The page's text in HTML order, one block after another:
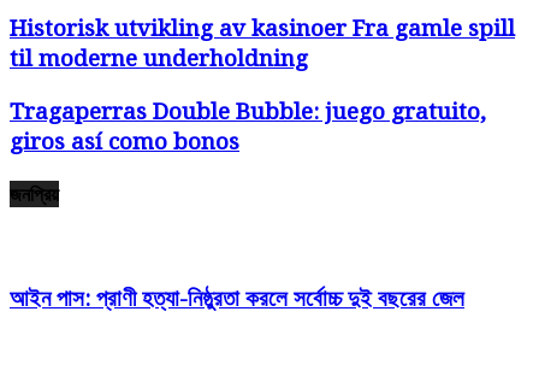
Historisk utvikling av kasinoer Fra gamle spill
til moderne underholdning
Tragaperras Double Bubble: juego gratuito,
giros así­ como bonos
জনপ্রিয়
আইন পাস: প্রাণী হত্যা-নিষ্ঠুরতা করলে সর্বোচ্চ দুই বছরের জেল